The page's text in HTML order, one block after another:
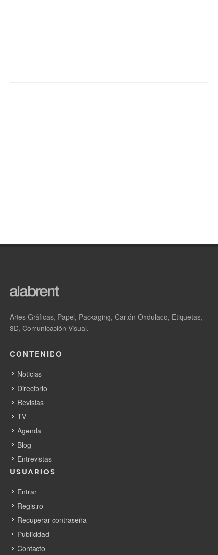
Artes Gráficas, Papel, Packaging, Cartón Ondulado, Etiquetas,
3D, Comunicación Visual.
CONTENIDO
Noticias
Directorio
Revistas
TV
Agenda
Blog
Entrevistas
USUARIOS
Entrar
Registro
Recuperar contraseña
Publicidad
Contacto